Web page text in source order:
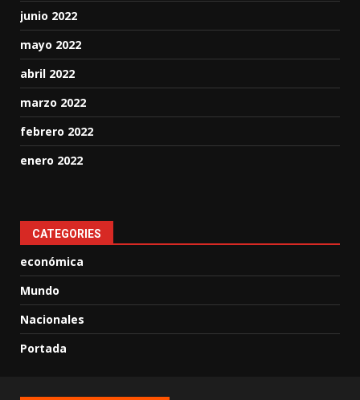
junio 2022
mayo 2022
abril 2022
marzo 2022
febrero 2022
enero 2022
CATEGORIES
económica
Mundo
Nacionales
Portada